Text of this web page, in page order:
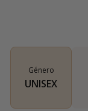
Género
UNISEX